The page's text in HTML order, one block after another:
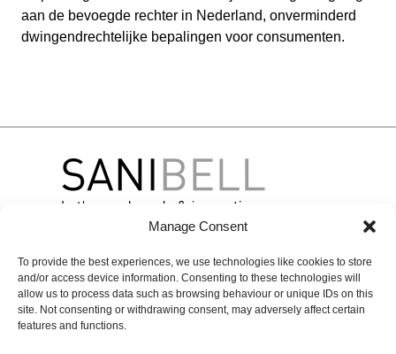
Manage Consent
To provide the best experiences, we use technologies like cookies to store
and/or access device information. Consenting to these technologies will
allow us to process data such as browsing behaviour or unique IDs on this
site. Not consenting or withdrawing consent, may adversely affect certain
features and functions.
aan de bevoegde rechter in Nederland, onverminderd
dwingendrechtelijke bepalingen voor consumenten.
Over
Sanibell
Projecten
Merken
BLISSBASIC LINE
Online
Contact
Contactgegevens
Experience &